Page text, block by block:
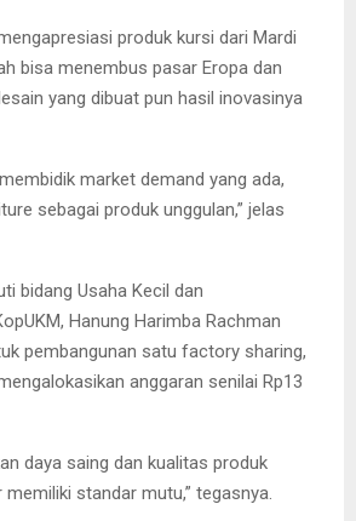
produk kursi dari Mardi
bisa menembus pasar Eropa dan
yang dibuat pun hasil inovasinya
market demand yang ada,
sebagai produk unggulan,” jelas
bidang Usaha Kecil dan
Hanung Harimba Rachman
pembangunan satu factory sharing,
anggaran senilai Rp13
daya saing dan kualitas produk
memiliki standar mutu,” tegasnya.